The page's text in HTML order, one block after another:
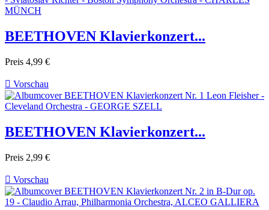
BEETHOVEN Klavierkonzert...
Preis 4,99 €
 Vorschau
BEETHOVEN Klavierkonzert...
Preis 2,99 €
 Vorschau